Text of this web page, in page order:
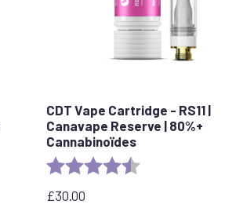
CDT Vape Cartridge - RS11 |
Canavape Reserve | 80%+
Cannabinoïdes
Evaluation :
£30.00